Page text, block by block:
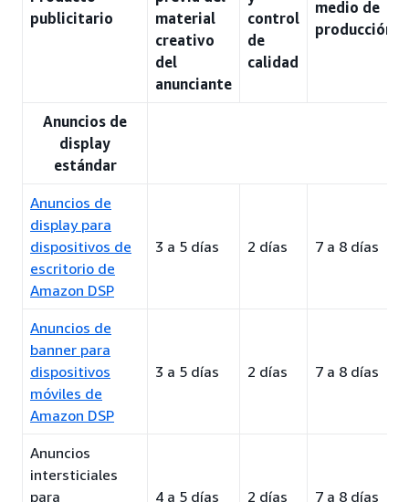
publicitario
material
creativo
del
anunciante
control
de
calidad
medio de
producción
Anuncios de
display
estándar
Anuncios de
display para
dispositivos de
escritorio de
Amazon DSP
3 a 5 días 2 días 7 a 8 días
Anuncios de
banner para
dispositivos
móviles de
Amazon DSP
3 a 5 días 2 días 7 a 8 días
Anuncios
intersticiales
para
4 a 5 días 2 días 7 a 8 días